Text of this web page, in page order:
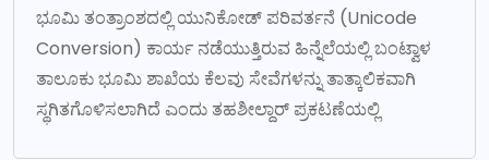
ಭೂಮಿ ತಂತ್ರಾಂಶದಲ್ಲಿ ಯುನಿಕೋಡ್ ಪರಿವರ್ತನೆ (Unicode
Conversion) ಕಾರ್ಯ ನಡೆಯುತ್ತಿರುವ ಹಿನ್ನೆಲೆಯಲ್ಲಿ ಬಂಟ್ವಾಳ
ತಾಲೂಕು ಭೂಮಿ ಶಾಖೆಯ ಕೆಲವು ಸೇವೆಗಳನ್ನು ತಾತ್ಕಾಲಿಕವಾಗಿ
ಸ್ಥಗಿತಗೊಳಿಸಲಾಗಿದೆ ಎಂದು ತಹಶೀಲ್ದಾರ್ ಪ್ರಕಟಣೆಯಲ್ಲಿ